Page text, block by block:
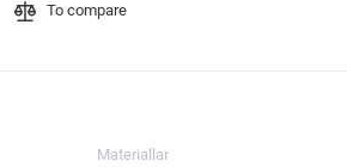
To compare
Materiallar